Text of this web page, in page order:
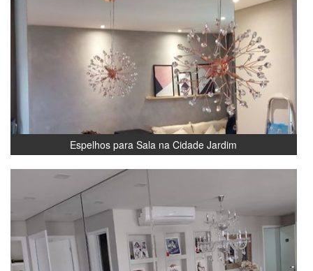
Espelhos para Sala na Cidade Jardim